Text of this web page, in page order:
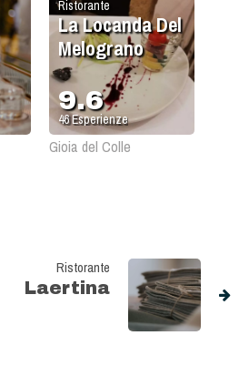
Ristorante
La Locanda Del
Melograno
9.6
46Esperienze
Gioia del Colle
Ristorante
Laertina